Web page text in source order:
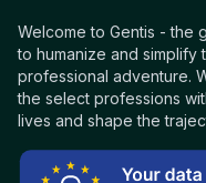
Welcome to Gentis - the
to humanize and
professional adventure.
the select professions
lives and shape the